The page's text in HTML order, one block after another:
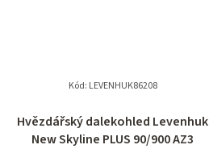
Hvězdářský dalekohled Levenhuk
New Skyline PLUS 90/900 AZ3
Kód: LEVENHUK86208